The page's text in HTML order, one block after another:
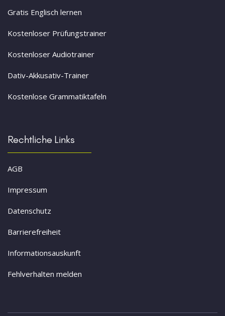
Gratis Englisch lernen
Kostenloser Prüfungstrainer
Kostenloser Audiotrainer
Dativ-Akkusativ-Trainer
Kostenlose Grammatiktafeln
Rechtliche Links
AGB
Impressum
Datenschutz
Barrierefreiheit
Informationsauskunft
Fehlverhalten melden